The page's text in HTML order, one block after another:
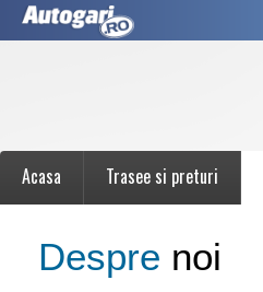
Acasa Trasee si preturi
Despre noi